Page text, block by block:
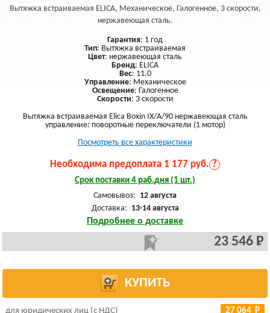
Вытяжка встраиваемая ELICA, Механическое, Галогенное, 3 скорости,
нержавеющая сталь.
Гарантия: 1 год
Тип: Вытяжка встраиваемая
Цвет: нержавеющая сталь
Бренд: ELICA
Вес: 11.0
Управление: Механическое
Освещение: Галогенное
Скорости: 3 скорости
Вытяжка встраиваемая Elica Boxin IX/A/90 нержавеющая сталь
управление: поворотные переключатели (1 мотор)
Посмотреть все характеристики
Необходима предоплата 1 177 руб. ?
Срок поставки 4 раб.дня (1 шт.)
Самовывоз: 12 августа
Доставка: 13-14 августа
Подробнее о доставке
23 546 Р
КУПИТЬ
для юридических лиц (с НДС) 27 064 Р